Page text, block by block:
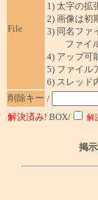
File
1) 太字の拡
2) 画像は初
3) 同名ファ
ファイル
4) アップ可
5) ファイル
6) スレッド
削除キー /
解決済み! BOX/ 解
掲